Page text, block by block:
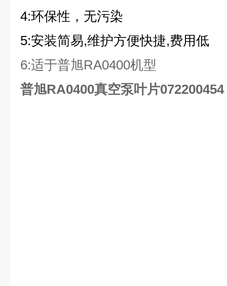
4:环保性，无污染
5:安装简易,维护方便快捷,费用低
6:适于普旭RA0400机型
普旭RA0400真空泵叶片072200454